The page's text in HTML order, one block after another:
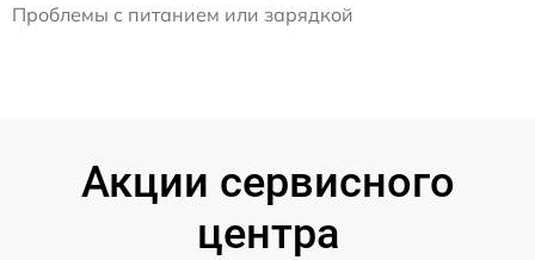
Проблемы с питанием или зарядкой
Акции сервисного
центра